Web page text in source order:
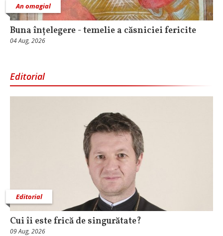
An omagial
Buna înțelegere - temelie a căsniciei fericite
04 Aug, 2026
Editorial
Editorial
Cui îi este frică de singurătate?
09 Aug, 2026